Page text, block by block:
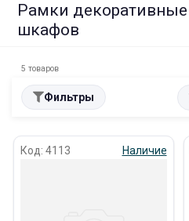
Рамки
шкафов
5 товаров
Фильтры
Код: 4113 Наличие